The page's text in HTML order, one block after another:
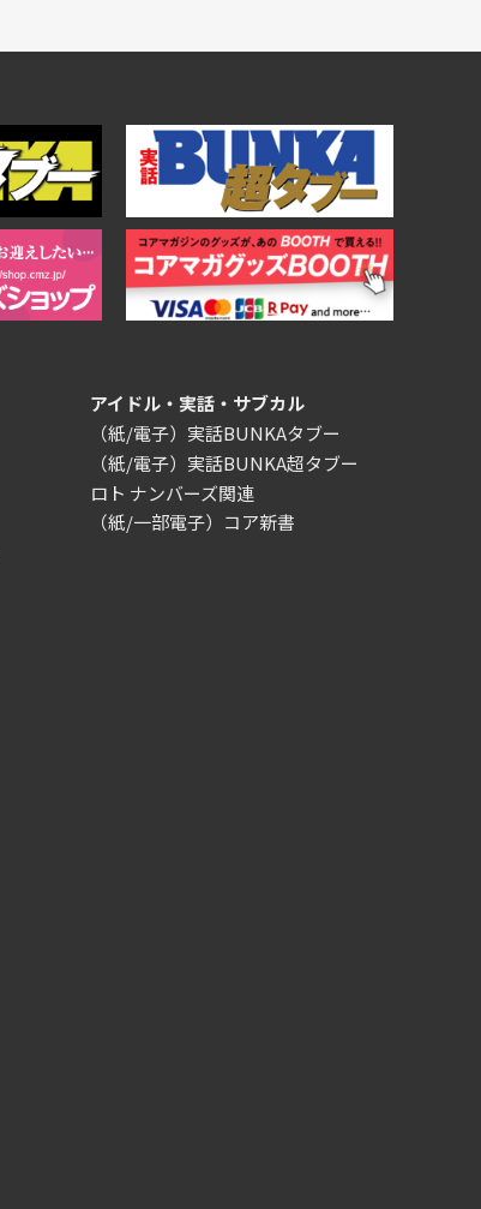
アイドル・実話・サブカル
（紙/電子）実話BUNKAタブー
（紙/電子）実話BUNKA超タブー
ロト ナンバーズ関連
（紙/一部電子）コア新書